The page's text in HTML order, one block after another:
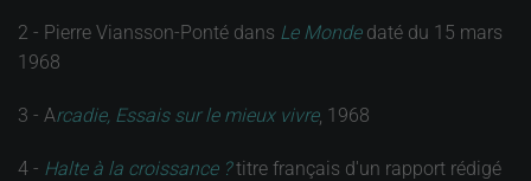
2 - Pierre Viansson-Ponté dans Le Mondedaté du 15 mars
1968
3 - Arcadie, Essais sur le mieux vivre, 1968
4 - Halte à la croissance ?titre français d'un rapport rédigé